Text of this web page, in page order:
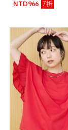
NTD966
7折